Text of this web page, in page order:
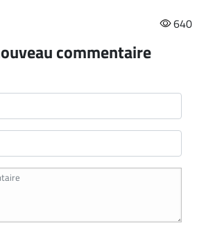
640
commentaire